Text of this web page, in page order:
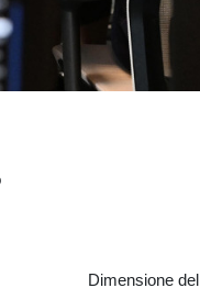
Dimensione